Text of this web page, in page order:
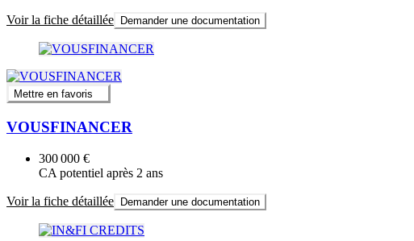
Voir la fiche détaillée Demander une documentation
Mettre en favoris
VOUSFINANCER
300 000 €
CA potentiel après 2 ans
Voir la fiche détaillée Demander une documentation